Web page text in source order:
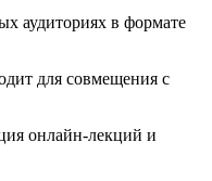
аудиториях в формате
для совмещения с
онлайн‑лекций и